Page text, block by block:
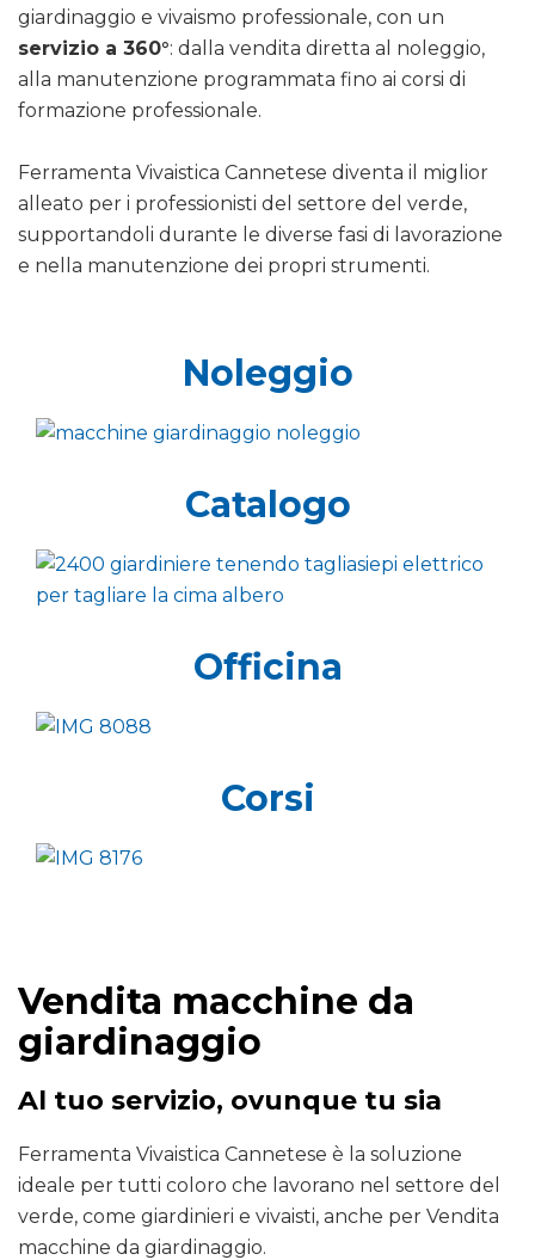
giardinaggio e vivaismo professionale, con un
servizio a 360°: dalla vendita diretta al noleggio,
alla manutenzione programmata fino ai corsi di
formazione professionale.
Ferramenta Vivaistica Cannetese diventa il miglior
alleato per i professionisti del settore del verde,
supportandoli durante le diverse fasi di lavorazione
e nella manutenzione dei propri strumenti.
Noleggio
Catalogo
Officina
Corsi
Vendita macchine da
giardinaggio
Al tuo servizio, ovunque tu sia
Ferramenta Vivaistica Cannetese è la soluzione
ideale per tutti coloro che lavorano nel settore del
verde, come giardinieri e vivaisti, anche per Vendita
macchine da giardinaggio.